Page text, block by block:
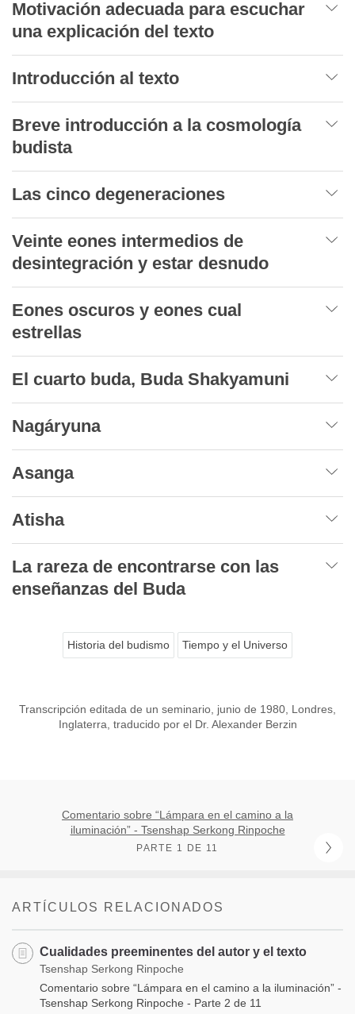
Motivación adecuada para escuchar
una explicación del texto
Introducción al texto
Breve introducción a la cosmología
budista
Las cinco degeneraciones
Veinte eones intermedios de
desintegración y estar desnudo
Eones oscuros y eones cual
estrellas
El cuarto buda, Buda Shakyamuni
Nagáryuna
Asanga
Atisha
La rareza de encontrarse con las
enseñanzas del Buda
Historia del budismo Tiempo y el Universo
Transcripción editada de un seminario, junio de 1980, Londres,
Inglaterra, traducido por el Dr. Alexander Berzin
Comentario sobre “Lámpara en el camino a la
iluminación” - Tsenshap Serkong Rinpoche
PARTE 1 DE 11
ARTÍCULOS RELACIONADOS
Cualidades preeminentes del autor y el texto
Tsenshap Serkong Rinpoche
Comentario sobre “Lámpara en el camino a la iluminación” -
Tsenshap Serkong Rinpoche - Parte 2 de 11